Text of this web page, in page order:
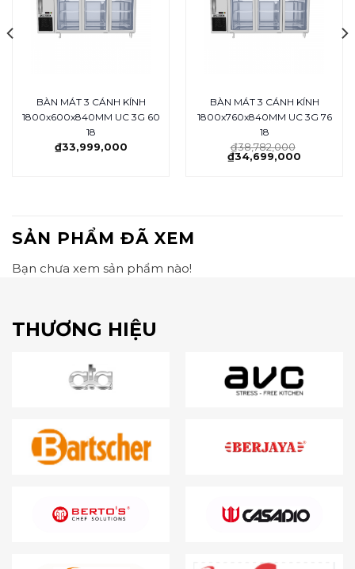
BÀN MÁT 3 CÁNH KÍNH
1800x600x840MM UC 3G 60
18
₫33,999,000
BÀN MÁT 3 CÁNH KÍNH
1800x760x840MM UC 3G 76
18
₫38,782,000
₫34,699,000
SẢN PHẨM ĐÃ XEM
Bạn chưa xem sản phẩm nào!
THƯƠNG HIỆU